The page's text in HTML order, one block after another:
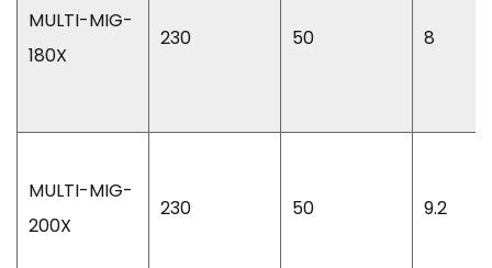
MULTI-MIG-
180X
230 50 8
MULTI-MIG-
200X
230 50 9.2